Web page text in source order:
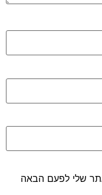
שלי לפעם הבאה